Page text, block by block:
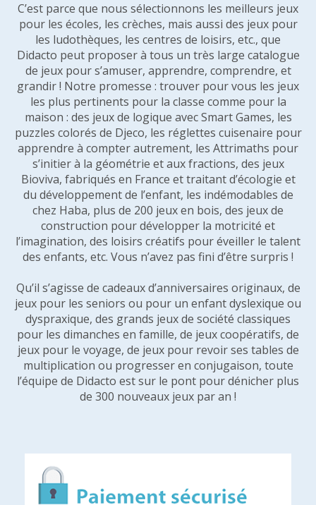
C’est parce que nous sélectionnons les meilleurs jeux
pour les écoles, les crèches, mais aussi des jeux pour
les ludothèques, les centres de loisirs, etc., que
Didacto peut proposer à tous un très large catalogue
de jeux pour s’amuser, apprendre, comprendre, et
grandir ! Notre promesse : trouver pour vous les jeux
les plus pertinents pour la classe comme pour la
maison : des jeux de logique avec Smart Games, les
puzzles colorés de Djeco, les réglettes cuisenaire pour
apprendre à compter autrement, les Attrimaths pour
s’initier à la géométrie et aux fractions, des jeux
Bioviva, fabriqués en France et traitant d’écologie et
du développement de l’enfant, les indémodables de
chez Haba, plus de 200 jeux en bois, des jeux de
construction pour développer la motricité et
l’imagination, des loisirs créatifs pour éveiller le talent
des enfants, etc. Vous n’avez pas fini d’être surpris !
Qu’il s’agisse de cadeaux d’anniversaires originaux, de
jeux pour les seniors ou pour un enfant dyslexique ou
dyspraxique, des grands jeux de société classiques
pour les dimanches en famille, de jeux coopératifs, de
jeux pour le voyage, de jeux pour revoir ses tables de
multiplication ou progresser en conjugaison, toute
l’équipe de Didacto est sur le pont pour dénicher plus
de 300 nouveaux jeux par an !